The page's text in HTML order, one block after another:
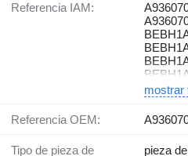
Referencia IAM:
mostrar
Referencia OEM:
Tipo de pieza de
pieza